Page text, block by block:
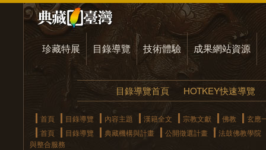
珍藏特展 目錄導覽 技術體驗 成果網站資源
目錄導覽首頁 HOTKEY快速導覽
首頁 目錄導覽 內容主題 漢籍全文 宗教文獻 佛教
玄應
首頁
目錄導覽 典藏機構與計畫 公開徵選計畫
法鼓佛教學院
與整合服務